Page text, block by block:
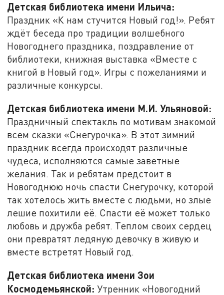
Детская библиотека имени Ильича:
Праздник «К нам стучится Новый год!». Ребят
ждёт беседа про традиции волшебного
Новогоднего праздника, поздравление от
библиотеки, книжная выставка «Вместе с
книгой в Новый год». Игры с пожеланиями и
различные конкурсы.
Детская библиотека имени М.И. Ульяновой:
Праздничный спектакль по мотивам знакомой
всем сказки «Снегурочка». В этот зимний
праздник всегда происходят различные
чудеса, исполняются самые заветные
желания. Так и ребятам предстоит в
Новогоднюю ночь спасти Снегурочку, которой
так хотелось жить вместе с людьми, но злые
лешие похитили её. Спасти её может только
любовь и дружба ребят. Теплом своих сердец
они превратят ледяную девочку в живую и
вместе встретят Новый год.
Детская библиотека имени Зои
Космодемьянской:Утренник «Новогодний